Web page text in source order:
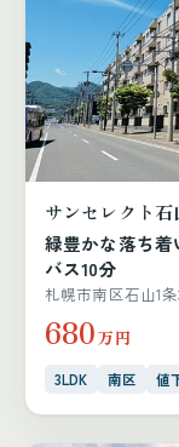
サンセレクト
緑豊かな落ち
バス10分
札幌市南区石山1
680万円
3LDK 南区 値